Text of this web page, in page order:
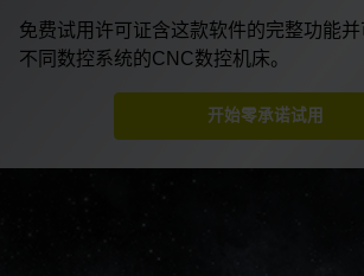
免费试用许可证含这款软件的完整功能
不同数控系统的CNC数控机床。
开始零承诺试用